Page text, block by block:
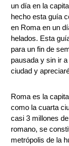
un día en la
hecho esta guía
en Roma en un
helados. Esta
para un fin de
pausada y sin ir
ciudad y
Roma es la
como la cuarta
casi 3 millones
romano, se
metrópolis de la